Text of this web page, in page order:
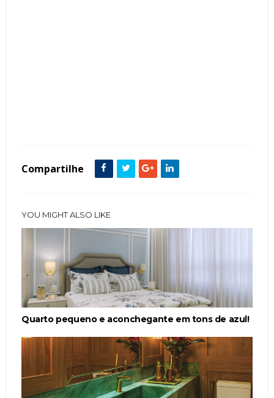
Compartilhe
YOU MIGHT ALSO LIKE
Quarto pequeno e aconchegante em tons de azul!